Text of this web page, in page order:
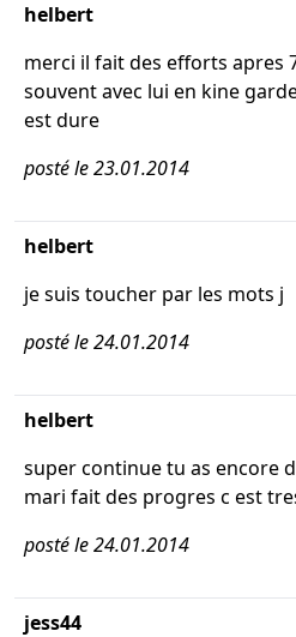
helbert
merci il fait des efforts apres
souvent avec lui en kine
est dure
posté le 23.01.2014
helbert
je suis toucher par les mots j
posté le 24.01.2014
helbert
super continue tu as encore
mari fait des progres c est
posté le 24.01.2014
jess44